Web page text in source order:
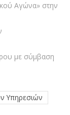
Αγώνα» στην
με σύμβαση
Υπηρεσιών